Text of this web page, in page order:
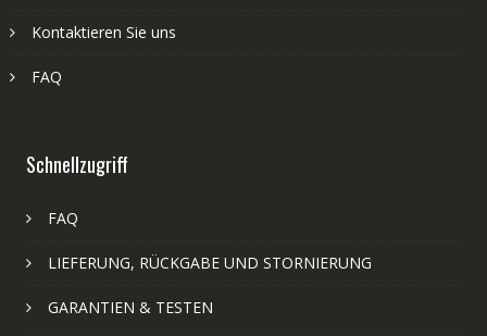
Kontaktieren Sie uns
FAQ
Schnellzugriff
FAQ
LIEFERUNG, RÜCKGABE UND STORNIERUNG
GARANTIEN & TESTEN